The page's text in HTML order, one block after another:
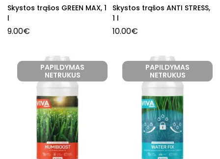
Skystos trąšos GREEN MAX, 1
l
9.00€
Skystos trąšos ANTI STRESS,
1 l
10.00€
PAPILDYMAS
NETRUKUS
PAPILDYMAS
NETRUKUS